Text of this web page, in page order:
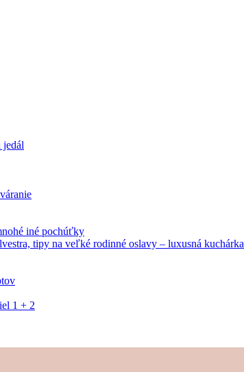
jedál
iné pochúťky
tipy na veľké rodinné oslavy – luxusná kuchárka
1 + 2